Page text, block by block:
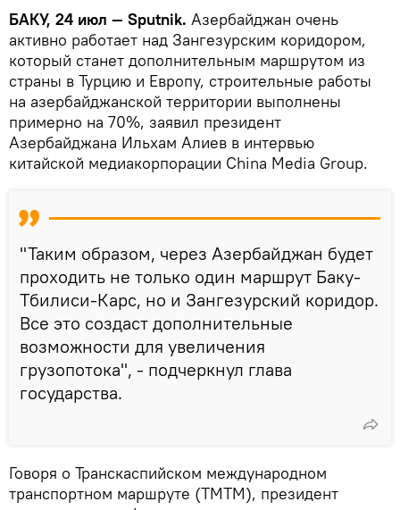
БАКУ, 24 июл — Sputnik. Азербайджан очень
активно работает над Зангезурским коридором,
который станет дополнительным маршрутом из
страны в Турцию и Европу, строительные работы
на азербайджанской территории выполнены
примерно на 70%, заявил президент
Азербайджана Ильхам Алиев в интервью
китайской медиакорпорации China Media Group.
"Таким образом, через Азербайджан будет
проходить не только один маршрут Баку-
Тбилиси-Карс, но и Зангезурский коридор.
Все это создаст дополнительные
возможности для увеличения
грузопотока", - подчеркнул глава
государства.
Говоря о Транскаспийском международном
транспортном маршруте (ТМТМ), президент